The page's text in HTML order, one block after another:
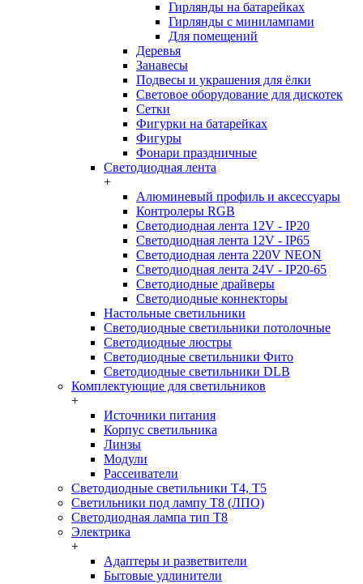
Гирлянды на батарейках
Гирлянды с минилампами
Для помещений
Деревья
Занавесы
Подвесы и украшения для ёлки
Световое оборудование для дискотек
Сетки
Фигурки на батарейках
Фигуры
Фонари праздничные
Светодиодная лента
+
Алюминевый профиль и аксессуары
Контролеры RGB
Светодиодная лента 12V - IP20
Светодиодная лента 12V - IP65
Светодиодная лента 220V NEON
Светодиодная лента 24V - IP20-65
Светодиодные драйверы
Светодиодные коннекторы
Настольные светильники
Светодиодные светильники потолочные
Светодиодные люстры
Светодиодные светильники Фито
Светодиодные светильники DLB
Комплектующие для светильников
+
Источники питания
Корпус светильника
Линзы
Модули
Рассеиватели
Светодиодные светильники T4, T5
Светильники под лампу Т8 (ЛПО)
Светодиодная лампа тип T8
Электрика
+
Адаптеры и разветвители
Бытовые удлинители